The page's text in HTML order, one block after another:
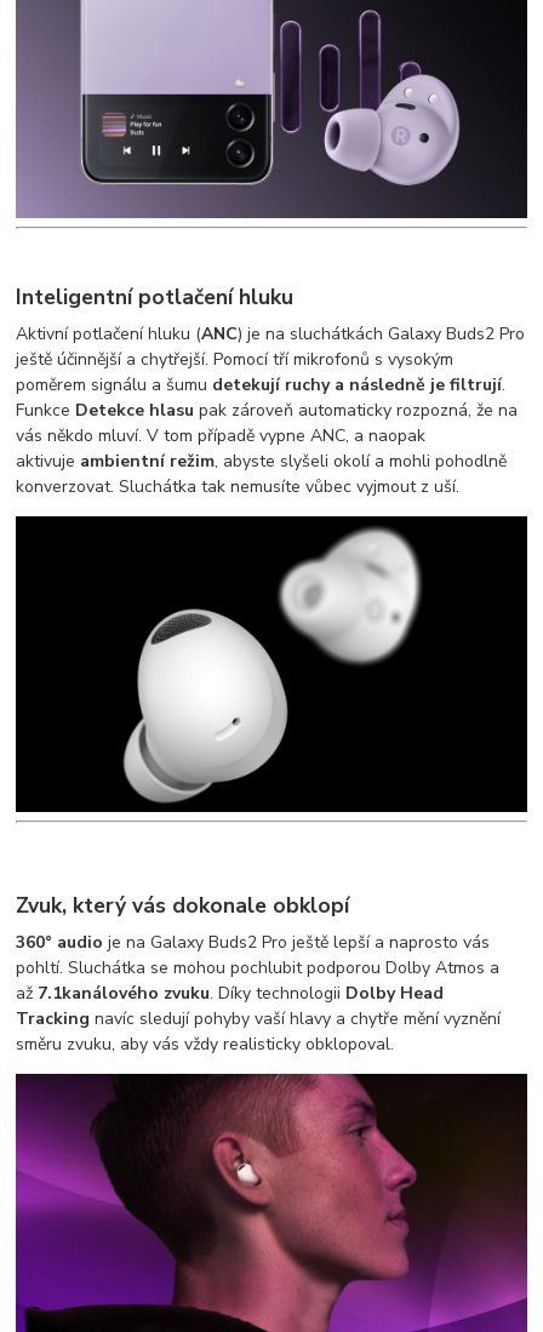
Inteligentní potlačení hluku
Aktivní potlačení hluku (ANC) je na sluchátkách Galaxy Buds2 Pro
ještě účinnější a chytřejší. Pomocí tří mikrofonů s vysokým
poměrem signálu a šumu detekují ruchy a následně je filtrují.
Funkce Detekce hlasu pak zároveň automaticky rozpozná, že na
vás někdo mluví. V tom případě vypne ANC, a naopak
aktivuje ambientní režim, abyste slyšeli okolí a mohli pohodlně
konverzovat. Sluchátka tak nemusíte vůbec vyjmout z uší.
Zvuk, který vás dokonale obklopí
360° audio je na Galaxy Buds2 Pro ještě lepší a naprosto vás
pohltí. Sluchátka se mohou pochlubit podporou Dolby Atmos a
až 7.1kanálového zvuku. Díky technologii Dolby Head
Tracking navíc sledují pohyby vaší hlavy a chytře mění vyznění
směru zvuku, aby vás vždy realisticky obklopoval.